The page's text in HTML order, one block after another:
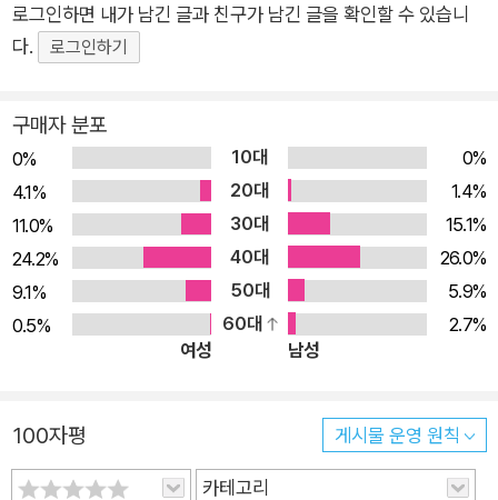
쉽고 아이와 깊이 있게 대화하는 것도 가능해진다. 질문이 쏙쏙,
신앙이 쑥쑥 책에서 다루는 대화의 소재들은 삼위일체, 천국과 지
등 교리와 신앙과 일상까지 다채롭다. 온 세상 어디를 향해 눈을
돌려도 그곳에 하나님의 창조 섭리와 다스리심 그리고 사랑이 배
어 있기에 지극히 자연스러운 일이다. 다만, 때로 어른들도 이해
하기 힘든 삶의 모습들이 분명 존재한다. 그래서 아이들이 호기심
과 의심이 뒤섞인 질문을 해 올 때, 먼저 그 질문을 하며 자라 온
우리 어른들은 이를 ‘열린 질문’으로 받아들이고, 아이가 세상을
바라보는 관점(세계관)을 키워 나갈 수 있도록 대화를 이끌어 주
기에, 단어 한 획마저도 소중하게 대하는 심정으로, 이전에 공부
했던 신학책을 다시 보고, 도서관에 가서 자료를 찾았다. 작가는
“비록 아이가 그만큼 궁금해하지 않았고, 정성이 담긴 대답을 공
로그인하면 내가 남긴 글과 친구가 남긴 글을 확인할 수 있습니
다.
로그인하기
구매자 분포
0% 10대
0%
4.1%
20대
1.4%
11.0%
30대
15.1%
24.2%
40대
26.0%
9.1%
50대
5.9%
0.5%
60대
2.7%
여성
남성
100자평 게시물 운영 원칙
카테고리